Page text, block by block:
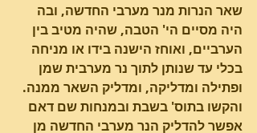
שאר הנרות מנר מערבי החדשה, ובה
היה מסיים הי' הטבה, שהיה מטיב בין
הערביים, ואוחז הישנה בידו או מניחה
בכלי עד שנותן לתוך נר מערבית שמן
ופתילה ומדליקה, ומדליק השאר ממנה.
והקשו בתוס' בשבת ובמנחות שם דאם
אפשר להדליק הנר מערבי החדשה מן